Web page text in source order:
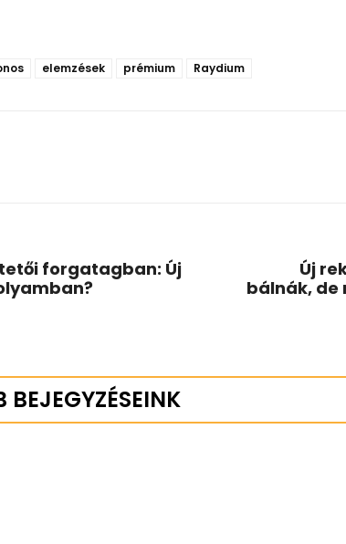
elemzések prémium Raydium
forgatagban: Új
Új
bálnák,
BEJEGYZÉSEINK